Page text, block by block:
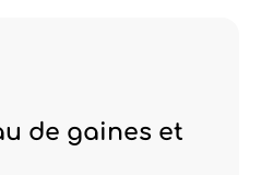
de gaines et